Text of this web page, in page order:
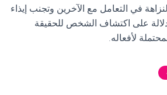
في التعامل مع الآخرين وتجنب إيذاء
دلالة على اكتشاف الشخص للحقيقة
لأفعاله.